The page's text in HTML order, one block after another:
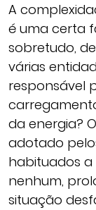
A
é uma certa
sobretudo,
várias
responsável
da energia?
adotado
habituados a
nenhum,
situação